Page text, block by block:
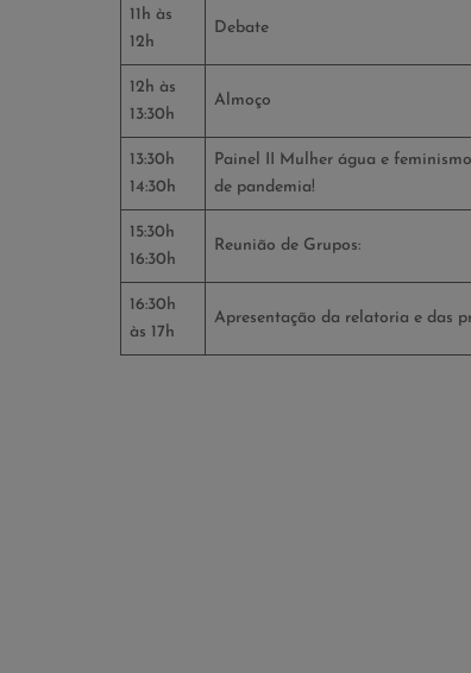
11h às
12h
Debate
12h às
13:30h
Almoço
13:30h
14:30h
Painel II Mulher água e
de pandemia!
15:30h
16:30h
Reunião de Grupos:
16:30h
às 17h
Apresentação da relatoria e das